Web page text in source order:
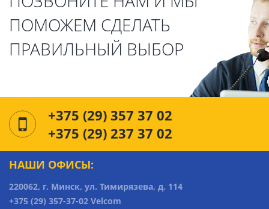
ПОМОЖЕМ СДЕЛАТЬ
ПРАВИЛЬНЫЙ ВЫБОР
+375 (29) 357 37 02
+375 (29) 237 37 02
НАШИ ОФИСЫ:
220062, г. Минск, ул. Тимирязева, д. 114
+375 (29) 357-37-02 Velcom